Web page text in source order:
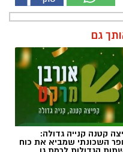
גם
קטנה קנייה גדולה:
השכונתי שמביא את כוח